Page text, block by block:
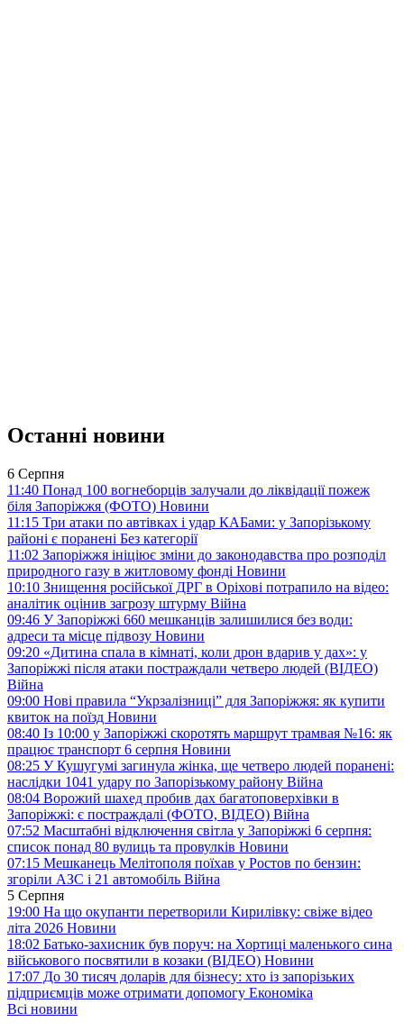
Останні новини
6 Серпня
11:40 Понад 100 вогнеборців залучали до ліквідації пожеж
біля Запоріжжя (ФОТО) Новини
11:15 Три атаки по автівках і удар КАБами: у Запорізькому
районі є поранені Без категорії
11:02 Запоріжжя ініціює зміни до законодавства про розподіл
природного газу в житловому фонді Новини
10:10 Знищення російської ДРГ в Оріхові потрапило на відео:
аналітик оцінив загрозу штурму Війна
09:46 У Запоріжжі 660 мешканців залишилися без води:
адреси та місце підвозу Новини
09:20 «Дитина спала в кімнаті, коли дрон вдарив у дах»: у
Запоріжжі після атаки постраждали четверо людей (ВІДЕО)
Війна
09:00 Нові правила “Укрзалізниці” для Запоріжжя: як купити
квиток на поїзд Новини
08:40 Із 10:00 у Запоріжжі скоротять маршрут трамвая №16: як
працює транспорт 6 серпня Новини
08:25 У Кушугумі загинула жінка, ще четверо людей поранені:
наслідки 1041 удару по Запорізькому району Війна
08:04 Ворожий шахед пробив дах багатоповерхівки в
Запоріжжі: є постраждалі (ФОТО, ВІДЕО) Війна
07:52 Масштабні відключення світла у Запоріжжі 6 серпня:
список понад 80 вулиць та провулків Новини
07:15 Мешканець Мелітополя поїхав у Ростов по бензин:
згоріли АЗС і 21 автомобіль Війна
5 Серпня
19:00 На що окупанти перетворили Кирилівку: свіже відео
літа 2026 Новини
18:02 Батько-захисник був поруч: на Хортиці маленького сина
військового посвятили в козаки (ВІДЕО) Новини
17:07 До 30 тисяч доларів для бізнесу: хто із запорізьких
підприємців може отримати допомогу Економіка
Всі новини